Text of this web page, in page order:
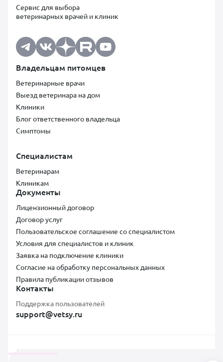
Сервис для выбора
ветеринарных врачей и клиник
Владельцам питомцев
Ветеринарные врачи
Выезд ветеринара на дом
Клиники
Блог ответственного владельца
Симптомы
Специалистам
Ветеринарам
Клиникам
Документы
Лицензионный договор
Договор услуг
Пользовательское соглашение со специалистом
Условия для специалистов и клиник
Заявка на подключение клиники
Согласие на обработку персональных данных
Правила публикации отзывов
Контакты
Поддержка пользователей
support@vetsy.ru
Аккредитованная ИТ-компания ООО «ВЕТСИ», ИНН 7300037854,